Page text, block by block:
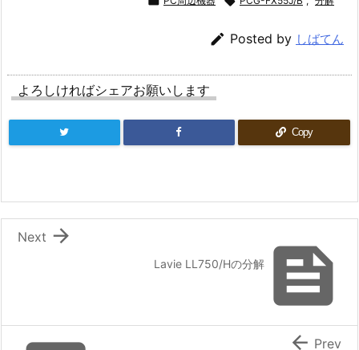
 Posted by しばてん
よろしければシェアお願いします
Copy

Lavie LL750/Hの分解

Next
 Prev